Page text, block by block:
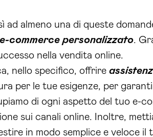
ad almeno una di queste
commerce personalizzato.
nella vendita online.
nello specifico, offrire
per le tue esigenze, per
di ogni aspetto del tuo e-
sui canali online. Inoltre,
in modo semplice e veloce il